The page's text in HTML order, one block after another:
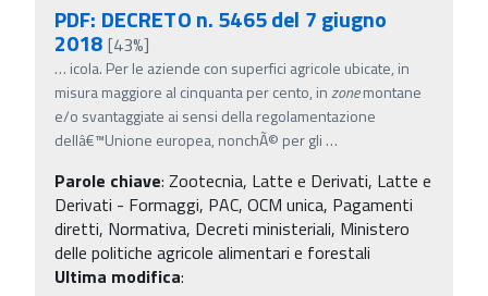
PDF: DECRETO n. 5465 del 7 giugno
2018 [43%]
… icola. Per le aziende con superfici agricole ubicate, in
misura maggiore al cinquanta per cento, inzonemontane
e/o svantaggiate ai sensi della regolamentazione
dellâ€™Unione europea, nonchÃ© per gli …
Parole chiave: Zootecnia, Latte e Derivati, Latte e
Derivati - Formaggi, PAC, OCM unica, Pagamenti
diretti, Normativa, Decreti ministeriali, Ministero
delle politiche agricole alimentari e forestali
Ultima modifica: